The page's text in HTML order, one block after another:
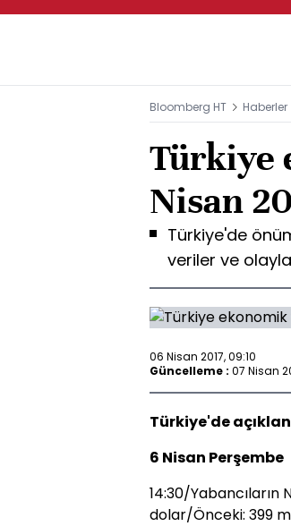
Bloomberg HT Haberler
Türkiye
Nisan
Türkiye'de
veriler ve
06 Nisan 2017, 09:10
Güncelleme : 07 Nisan
Türkiye'de
6 Nisan Perşembe
14:30/Yabancıların
dolar/Önceki: 399